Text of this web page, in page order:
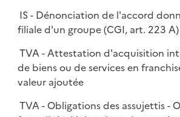
IS - Dénonciation de l'accord
filiale d'un groupe (CGI, art. 223 A)
TVA - Attestation d'acquisition
de biens ou de services en
valeur ajoutée
TVA - Obligations des assujettis -